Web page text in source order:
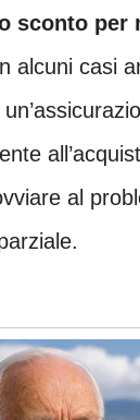
sconto per
alcuni casi
al